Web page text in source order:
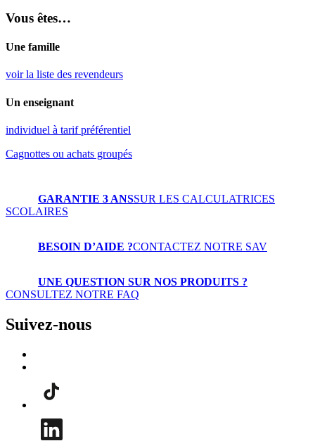
Vous êtes…
Une famille
voir la liste des revendeurs
Un enseignant
individuel à tarif préférentiel
Cagnottes ou achats groupés
GARANTIE 3 ANSSUR LES CALCULATRICES
SCOLAIRES
BESOIN D’AIDE ?CONTACTEZ NOTRE SAV
UNE QUESTION SUR NOS PRODUITS ?
CONSULTEZ NOTRE FAQ
Suivez-nous